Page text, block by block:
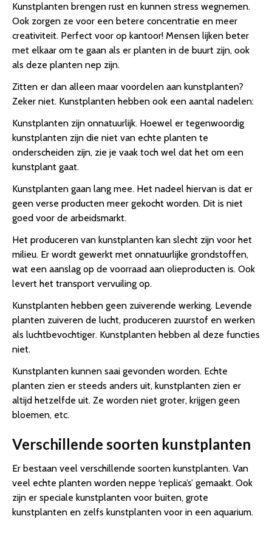
Kunstplanten brengen rust en kunnen stress wegnemen.
Ook zorgen ze voor een betere concentratie en meer
creativiteit. Perfect voor op kantoor! Mensen lijken beter
met elkaar om te gaan als er planten in de buurt zijn, ook
als deze planten nep zijn.
Zitten er dan alleen maar voordelen aan kunstplanten?
Zeker niet. Kunstplanten hebben ook een aantal nadelen:
Kunstplanten zijn onnatuurlijk. Hoewel er tegenwoordig
kunstplanten zijn die niet van echte planten te
onderscheiden zijn, zie je vaak toch wel dat het om een
kunstplant gaat.
Kunstplanten gaan lang mee. Het nadeel hiervan is dat er
geen verse producten meer gekocht worden. Dit is niet
goed voor de arbeidsmarkt.
Het produceren van kunstplanten kan slecht zijn voor het
milieu. Er wordt gewerkt met onnatuurlijke grondstoffen,
wat een aanslag op de voorraad aan olieproducten is. Ook
levert het transport vervuiling op.
Kunstplanten hebben geen zuiverende werking. Levende
planten zuiveren de lucht, produceren zuurstof en werken
als luchtbevochtiger. Kunstplanten hebben al deze functies
niet.
Kunstplanten kunnen saai gevonden worden. Echte
planten zien er steeds anders uit, kunstplanten zien er
altijd hetzelfde uit. Ze worden niet groter, krijgen geen
bloemen, etc.
Verschillende soorten kunstplanten
Er bestaan veel verschillende soorten kunstplanten. Van
veel echte planten worden neppe ‘replica’s’ gemaakt. Ook
zijn er speciale kunstplanten voor buiten, grote
kunstplanten en zelfs kunstplanten voor in een aquarium.